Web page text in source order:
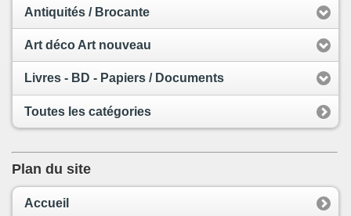
Antiquités / Brocante
Art déco Art nouveau
Livres - BD - Papiers / Documents
Toutes les catégories
Plan du site
Accueil